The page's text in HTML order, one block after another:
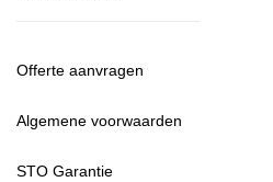
Offerte aanvragen
Algemene voorwaarden
STO Garantie